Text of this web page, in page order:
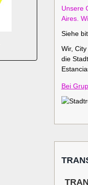
Unsere
Aires.
Siehe
Wir,
die
Bei